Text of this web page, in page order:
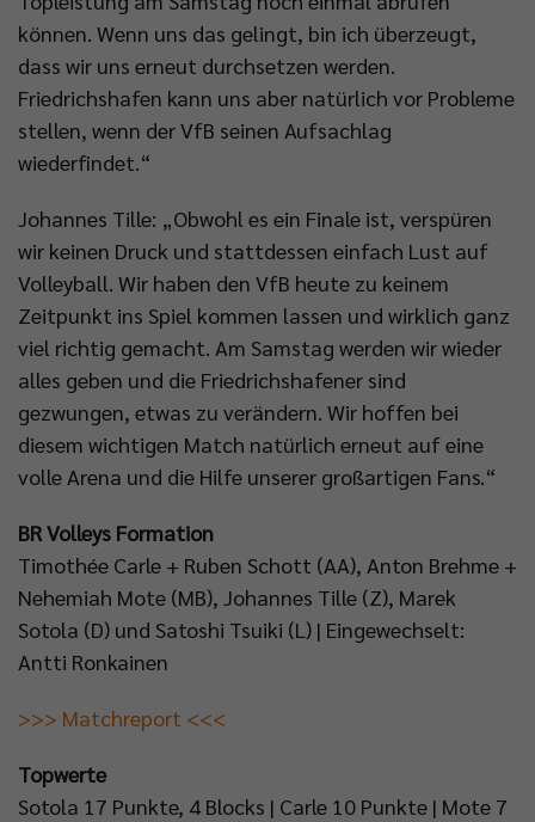
können. Wenn uns das gelingt, bin ich überzeugt,
dass wir uns erneut durchsetzen werden.
Friedrichshafen kann uns aber natürlich vor Probleme
stellen, wenn der VfB seinen Aufsachlag
wiederfindet.“
Johannes Tille: „Obwohl es ein Finale ist, verspüren
wir keinen Druck und stattdessen einfach Lust auf
Volleyball. Wir haben den VfB heute zu keinem
Zeitpunkt ins Spiel kommen lassen und wirklich ganz
viel richtig gemacht. Am Samstag werden wir wieder
alles geben und die Friedrichshafener sind
gezwungen, etwas zu verändern. Wir hoffen bei
diesem wichtigen Match natürlich erneut auf eine
volle Arena und die Hilfe unserer großartigen Fans.“
BR Volleys Formation
Timothée Carle + Ruben Schott (AA), Anton Brehme +
Nehemiah Mote (MB), Johannes Tille (Z), Marek
Sotola (D) und Satoshi Tsuiki (L) | Eingewechselt:
Antti Ronkainen
>>> Matchreport <<<
Topwerte
Sotola 17 Punkte, 4 Blocks | Carle 10 Punkte | Mote 7